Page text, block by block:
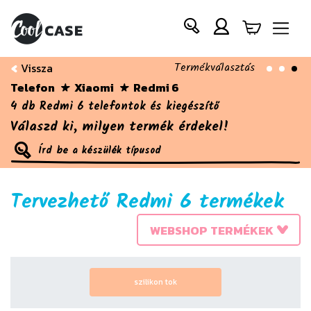
Vissza Termékválasztás
Telefon Xiaomi Redmi 6
4 db Redmi 6 telefontok és kiegészítő
Válaszd ki, milyen termék érdekel!
Tervezhető Redmi 6 termékek
WEBSHOP TERMÉKEK
szilikon tok